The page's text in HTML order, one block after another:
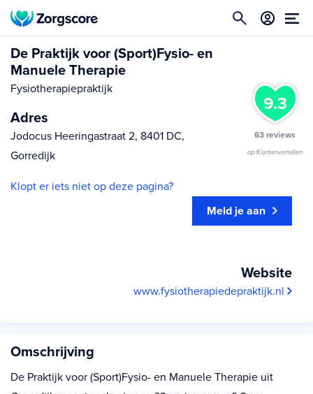
9.3
63 reviews
op Klantenvertellen
De Praktijk voor (Sport)Fysio- en
Manuele Therapie
Fysiotherapiepraktijk
Adres
Jodocus Heeringastraat 2, 8401 DC,
Gorredijk
Klopt er iets niet op deze pagina?
Meld je aan
Website
www.fysiotherapiedepraktijk.nl
Omschrijving
De Praktijk voor (Sport)Fysio- en Manuele Therapie uit